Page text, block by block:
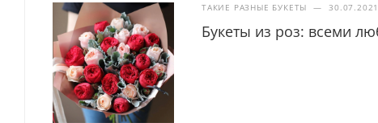
ТАКИЕ РАЗНЫЕ БУКЕТЫ — 30.07.2021
Букеты из роз: всеми